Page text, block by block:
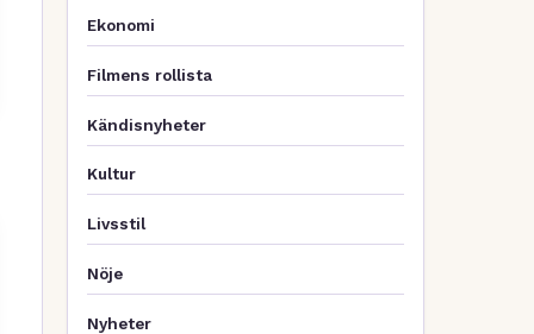
Ekonomi
Filmens rollista
Kändisnyheter
Kultur
Livsstil
Nöje
Nyheter